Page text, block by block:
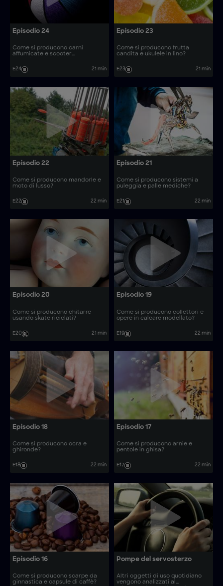
Episodio 24
Come si producono carni
affumicate e scooter
E24
21 min
Episodio 23
Come si producono frutta
candita e ukulele in lino?
E23 21 min
Episodio 22
Come si producono mandorle e
moto di lusso?
E22 22 min
Episodio 21
Come si producono sistemi a
puleggia e palle mediche?
E21 22 min
Episodio 20
Come si producono chitarre
usando skate riciclati?
E20 21 min
Episodio 19
Come si producono collettori e
opere in calcare modellato?
E19 22 min
Episodio 18
Come si producono ocra e
ghironde?
E18 22 min
Episodio 17
Come si producono arnie e
pentole in ghisa?
E17 22 min
Episodio 16
Come si producono scarpe da
ginnastica e capsule di caffè?
Pompe del servosterzo
Altri oggetti di uso quotidiano
vengono analizzati al